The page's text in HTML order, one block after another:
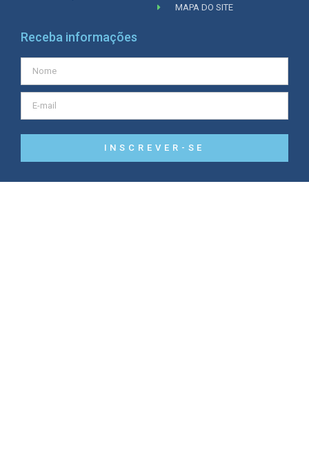
MAPA DO SITE
Receba informações
INSCREVER-SE